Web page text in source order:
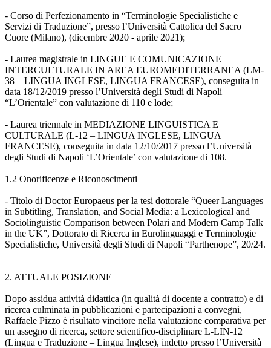
- Corso di Perfezionamento in “Terminologie Specialistiche e
Servizi di Traduzione”, presso l’Università Cattolica del Sacro
Cuore (Milano), (dicembre 2020 - aprile 2021);
- Laurea magistrale in LINGUE E COMUNICAZIONE
INTERCULTURALE IN AREA EUROMEDITERRANEA (LM-
38 – LINGUA INGLESE, LINGUA FRANCESE), conseguita in
data 18/12/2019 presso l’Università degli Studi di Napoli
“L’Orientale” con valutazione di 110 e lode;
- Laurea triennale in MEDIAZIONE LINGUISTICA E
CULTURALE (L-12 – LINGUA INGLESE, LINGUA
FRANCESE), conseguita in data 12/10/2017 presso l’Università
degli Studi di Napoli ‘L’Orientale’ con valutazione di 108.
1.2 Onorificenze e Riconoscimenti
- Titolo di Doctor Europaeus per la tesi dottorale “Queer Languages
in Subtitling, Translation, and Social Media: a Lexicological and
Sociolinguistic Comparison between Polari and Modern Camp Talk
in the UK”, Dottorato di Ricerca in Eurolinguaggi e Terminologie
Specialistiche, Università degli Studi di Napoli “Parthenope”, 20/24.
2. ATTUALE POSIZIONE
Dopo assidua attività didattica (in qualità di docente a contratto) e di
ricerca culminata in pubblicazioni e partecipazioni a convegni,
Raffaele Pizzo è risultato vincitore nella valutazione comparativa per
un assegno di ricerca, settore scientifico-disciplinare L-LIN-12
(Lingua e Traduzione – Lingua Inglese), indetto presso l’Università